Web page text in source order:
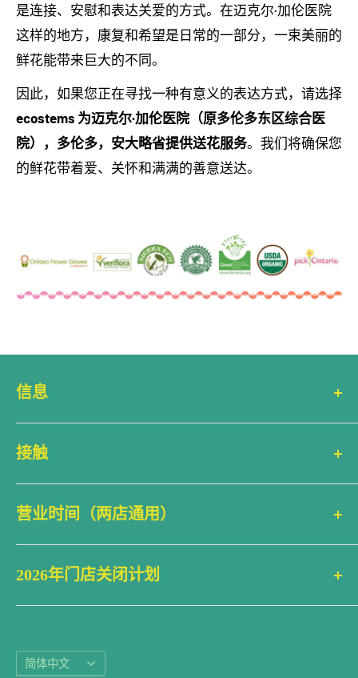
是连接、安慰和表达关爱的方式。在迈克尔·加伦医院
这样的地方，康复和希望是日常的一部分，一束美丽的
鲜花能带来巨大的不同。
因此，如果您正在寻找一种有意义的表达方式，请选择
ecostems 为迈克尔·加伦医院（原多伦多东区综合医
院），多伦多，安大略省提供送花服务。我们将确保您
的鲜花带着爱、关怀和满满的善意送达。
信息
联系信息
产品评论
常见问题 (FAQ)
退款政策
接触
King Street East 364号
Google 地图
营业时间（两店通用）
周二 上午10点至下午6点
周五 上午10点至下午6点
2026年门店关闭计划
5月18日~维多利亚日
语
简体中文